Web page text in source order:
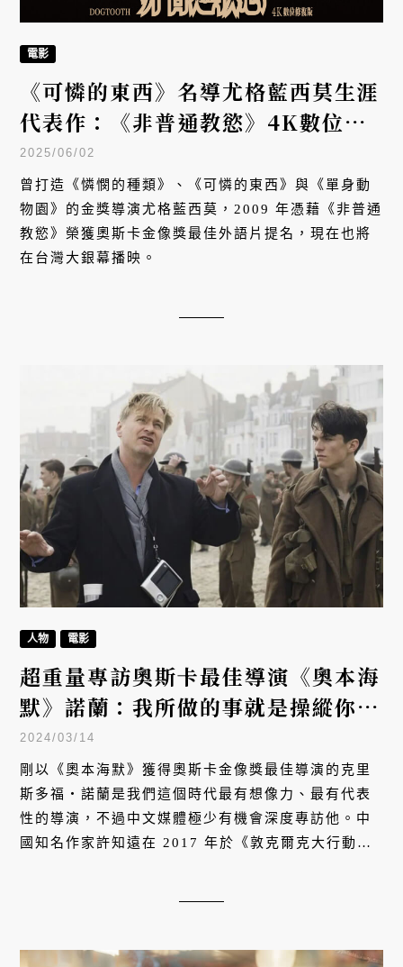
電影
《可憐的東西》名導尤格藍西莫生涯
代表作：《非普通教慾》4K數位修
復將席捲全台
2025/06/02
曾打造《憐憫的種類》、《可憐的東西》與《單身動
物園》的金獎導演尤格藍西莫，2009 年憑藉《非普通
教慾》榮獲奧斯卡金像獎最佳外語片提名，現在也將
在台灣大銀幕播映。
人物 電影
超重量專訪奧斯卡最佳導演《奧本海
默》諾蘭：我所做的事就是操縱你對
時間的感受
2024/03/14
剛以《奧本海默》獲得奧斯卡金像獎最佳導演的克里
斯多福・諾蘭是我們這個時代最有想像力、最有代表
性的導演，不過中文媒體極少有機會深度專訪他。中
國知名作家許知遠在 2017 年於《敦克爾克大行動》